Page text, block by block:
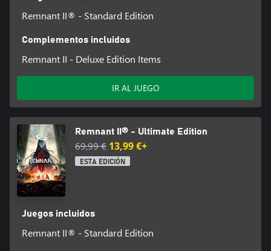
Remnant II® - Standard Edition
Complementos incluidos
Remnant II - Deluxe Edition Items
IR AL JUEGO
Remnant II® - Ultimate Edition
69,99 € 13,99 €+
ESTA EDICIÓN
Juegos incluidos
Remnant II® - Standard Edition